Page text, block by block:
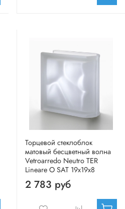
Торцевой стеклоблок
матовый бесцветный волна
Vetroarredo Neutro TER
Lineare O SAT 19x19x8
2 783 руб